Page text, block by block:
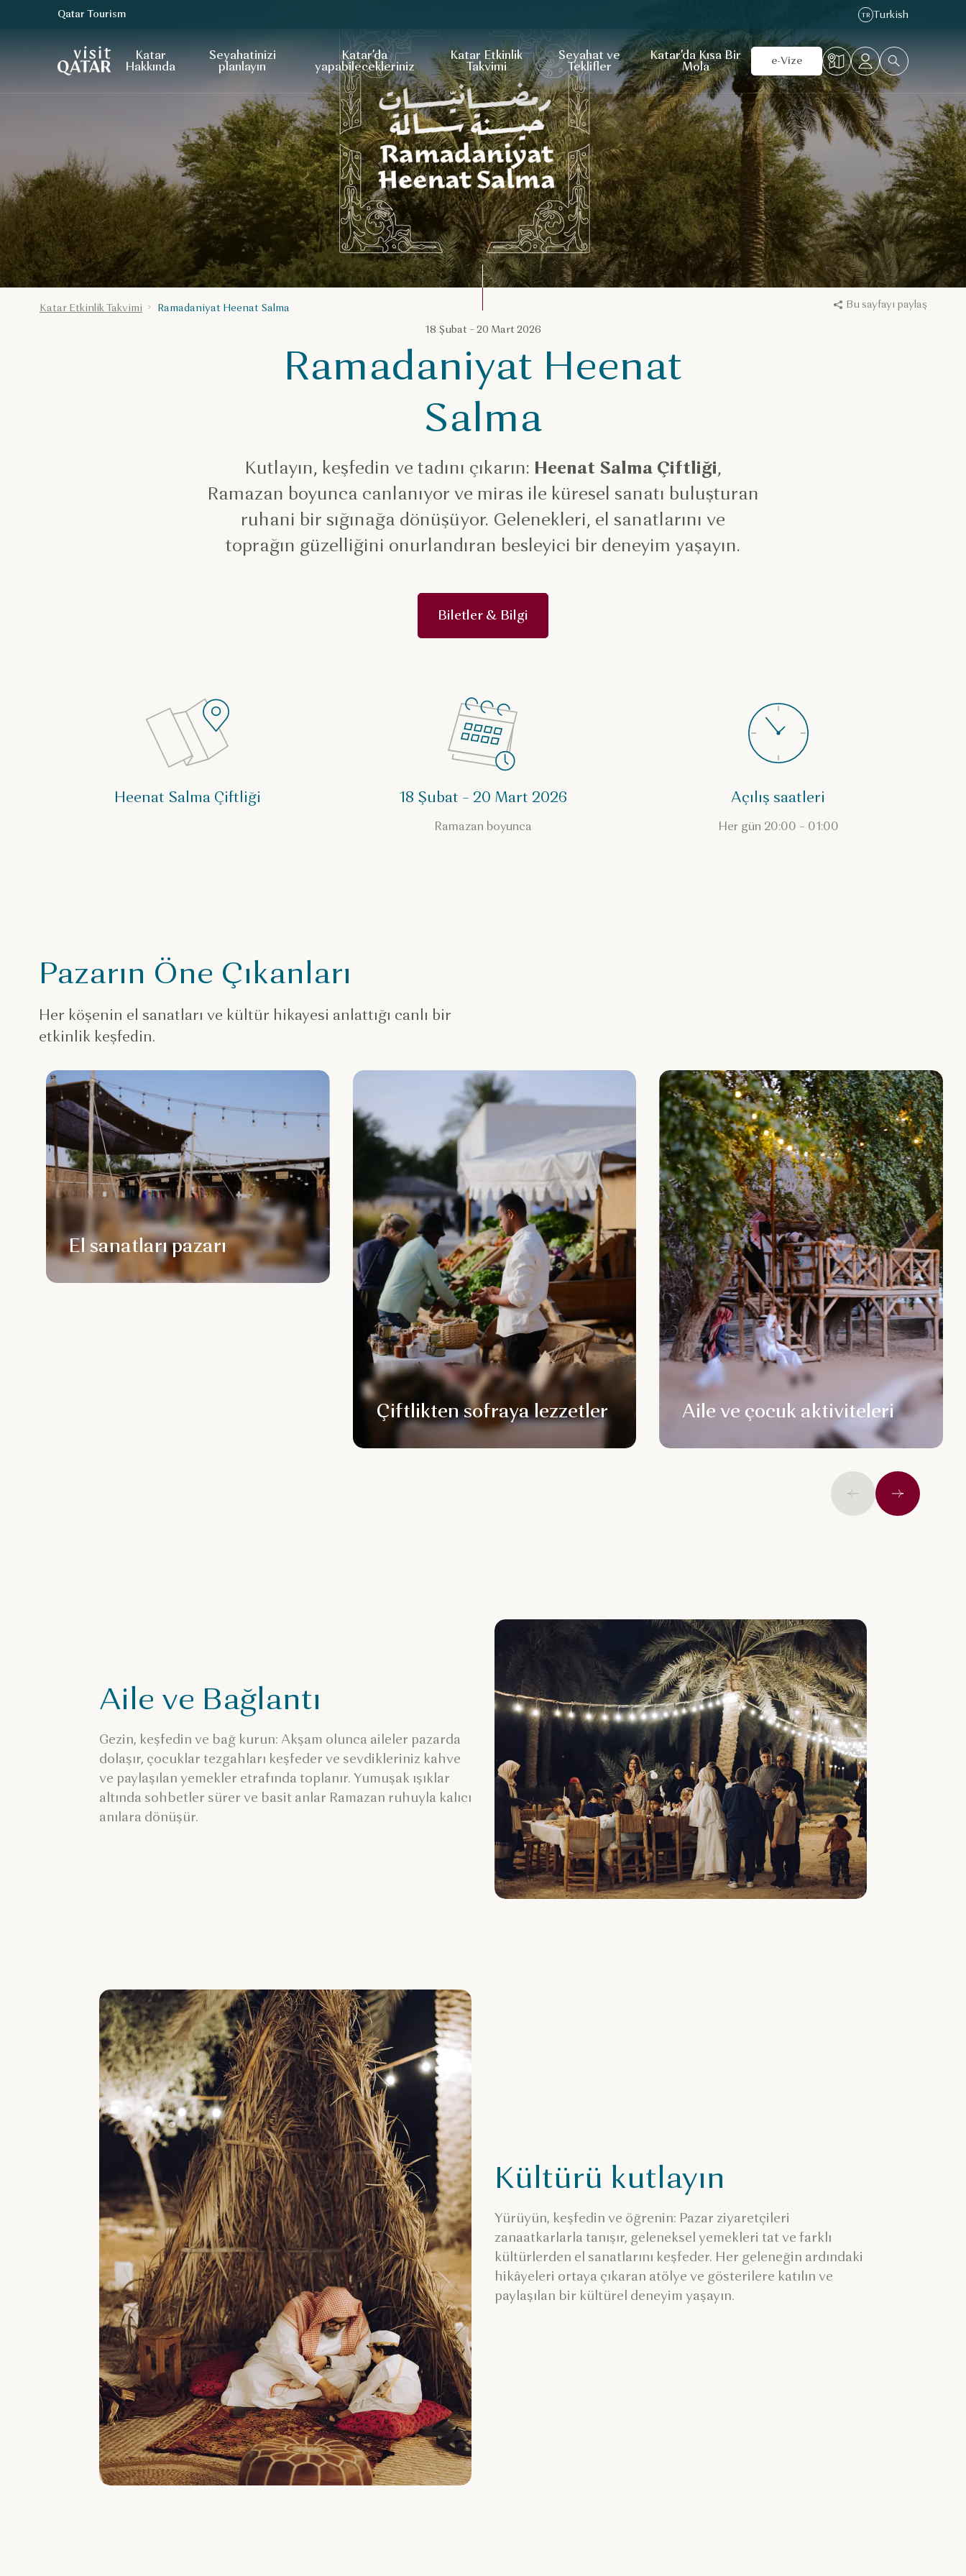
VisitQatar Ana Sayfası
Qatar Tourism TR Turkish
Katar
Hakkında
Seyahatinizi
planlayın
Katar’da
yapabilecekleriniz
Katar Etkinlik
Takvimi
Seyahat ve
Teklifler
Katar’da Kısa Bir
Mola
e-Vize
Katar Etkinlik Takvimi Ramadaniyat Heenat Salma Bu sayfayı paylaş
18 Şubat – 20 Mart 2026
Ramadaniyat Heenat
Salma
Kutlayın, keşfedin ve tadını çıkarın: Heenat Salma Çiftliği,
Ramazan boyunca canlanıyor ve miras ile küresel sanatı buluşturan
ruhani bir sığınağa dönüşüyor. Gelenekleri, el sanatlarını ve
toprağın güzelliğini onurlandıran besleyici bir deneyim yaşayın.
Biletler & Bilgi
Heenat Salma Çiftliği 18 Şubat – 20 Mart 2026
Ramazan boyunca
Açılış saatleri
Her gün 20:00 – 01:00
Pazarın Öne Çıkanları
Her köşenin el sanatları ve kültür hikayesi anlattığı canlı bir
etkinlik keşfedin.
El sanatları pazarı
Çiftlikten sofraya lezzetler Aile ve çocuk aktiviteleri
Önceki İleri
Aile ve Bağlantı
Gezin, keşfedin ve bağ kurun: Akşam olunca aileler pazarda
dolaşır, çocuklar tezgahları keşfeder ve sevdikleriniz kahve
ve paylaşılan yemekler etrafında toplanır. Yumuşak ışıklar
altında sohbetler sürer ve basit anlar Ramazan ruhuyla kalıcı
anılara dönüşür.
Kültürü kutlayın
Yürüyün, keşfedin ve öğrenin: Pazar ziyaretçileri
zanaatkarlarla tanışır, geleneksel yemekleri tat ve farklı
kültürlerden el sanatlarını keşfeder. Her geleneğin ardındaki
hikâyeleri ortaya çıkaran atölye ve gösterilere katılın ve
paylaşılan bir kültürel deneyim yaşayın.